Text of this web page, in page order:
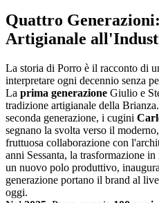
Quattro
Artigianale
La storia di Porro è il racconto di
interpretare ogni decennio senza
La prima generazione Giulio e
tradizione artigianale della
seconda generazione, i cugini
segnano la svolta verso il
fruttuosa collaborazione con
anni Sessanta, la trasformazione
un nuovo polo produttivo,
generazione portano il brand al
oggi.